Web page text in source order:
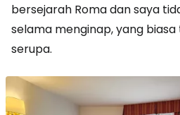
bersejarah Roma dan saya
selama menginap, yang
serupa.